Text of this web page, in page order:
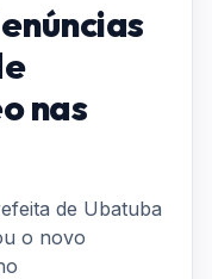
nas
de Ubatuba
o novo